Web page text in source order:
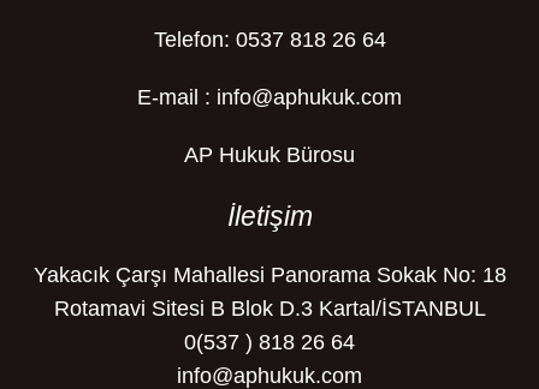
Telefon: 0537 818 26 64
E-mail : info@aphukuk.com
AP Hukuk Bürosu
İletişim
Yakacık Çarşı Mahallesi Panorama Sokak No: 18
Rotamavi Sitesi B Blok D.3 Kartal/İSTANBUL
0(537 ) 818 26 64
info@aphukuk.com